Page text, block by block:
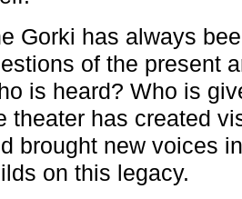
Gorki has always
of the present
is heard? Who is
theater has created
brought new voices
on this legacy.